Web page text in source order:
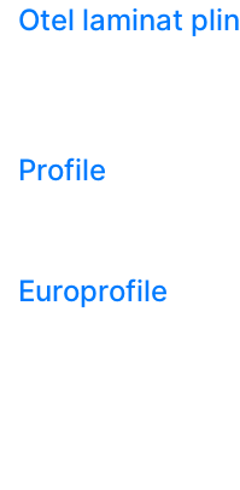
Otel laminat plin
Profile
Europrofile